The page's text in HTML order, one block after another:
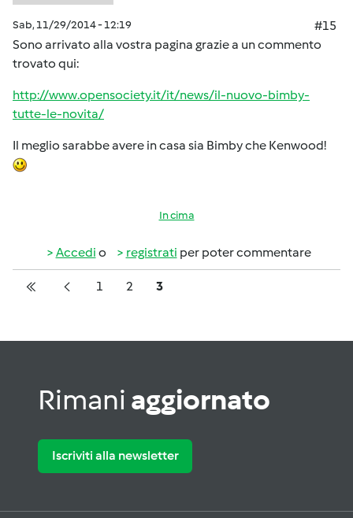
Sab, 11/29/2014 - 12:19
#15
Sono arrivato alla vostra pagina grazie a un commento
trovato qui:
http://www.opensociety.it/it/news/il-nuovo-bimby-
tutte-le-novita/
Il meglio sarabbe avere in casa sia Bimby che Kenwood!
In cima
Accedi o registrati per poter commentare
Pagination
Prima paginaPagina precedente
Pagina
1 Pagina
2 Pagina
3
Rimani aggiornato
Iscriviti alla newsletter